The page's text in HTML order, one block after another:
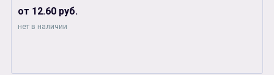
от 12.60 руб.
нет в наличии